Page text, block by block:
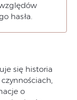
hasła.
się historia
o